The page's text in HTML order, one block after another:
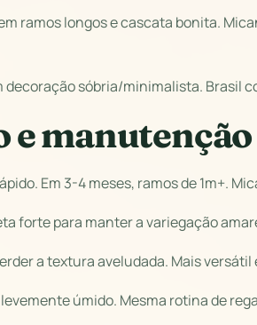
ramos longos e cascata bonita.
sóbria/minimalista. Brasil
e manutenção
Em 3-4 meses, ramos de 1m+.
forte para manter a variegação
a textura aveludada. Mais
úmido. Mesma rotina de